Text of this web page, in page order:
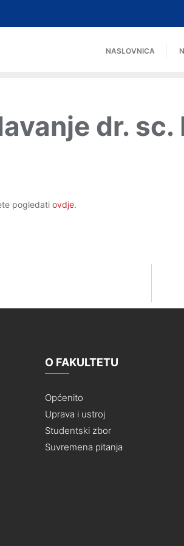
NASLOVNICA
dr. sc.
pogledati ovdje.
O FAKULTETU
Općenito
Uprava i ustroj
Studentski zbor
Suvremena pitanja